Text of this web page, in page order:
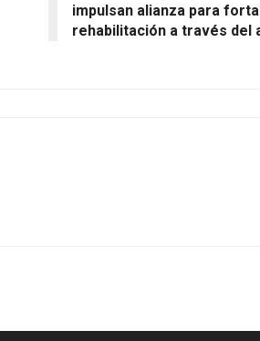
impulsan alianza para
rehabilitación a través del